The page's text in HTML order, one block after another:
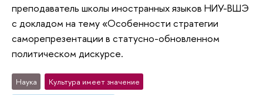
преподаватель школы иностранных языков НИУ-ВШЭ
с докладом на тему «Особенности стратегии
саморепрезентации в статусно-обновленном
политическом дискурсе.
Наука
Культура имеет значение